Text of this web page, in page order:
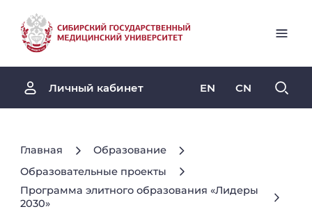
Личный кабинет EN CN
Главная
Образование
Образовательные проекты
Программа элитного образования «Лидеры
2030»